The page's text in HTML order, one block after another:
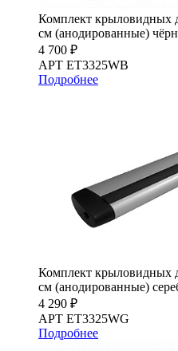
Комплект крыловидных
см (анодированные)
4 700 ₽
АРТ ET3325WB
Подробнее
Комплект крыловидных
см (анодированные)
4 290 ₽
АРТ ET3325WG
Подробнее